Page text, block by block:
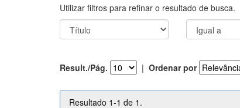
Utilizar filtros para refinar o resultado de busca.
Result./Pág. | Ordenar por
Resultado 1-1 de 1.